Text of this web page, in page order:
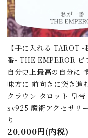
【手に入れる TAROT -
番- THE EMPEROR ピ
自分史上最高の自分に
味方に 前向きに突き進
クラウン タロット 皇帝
sv925 魔術アクセサリ
り
20,000円(内税)